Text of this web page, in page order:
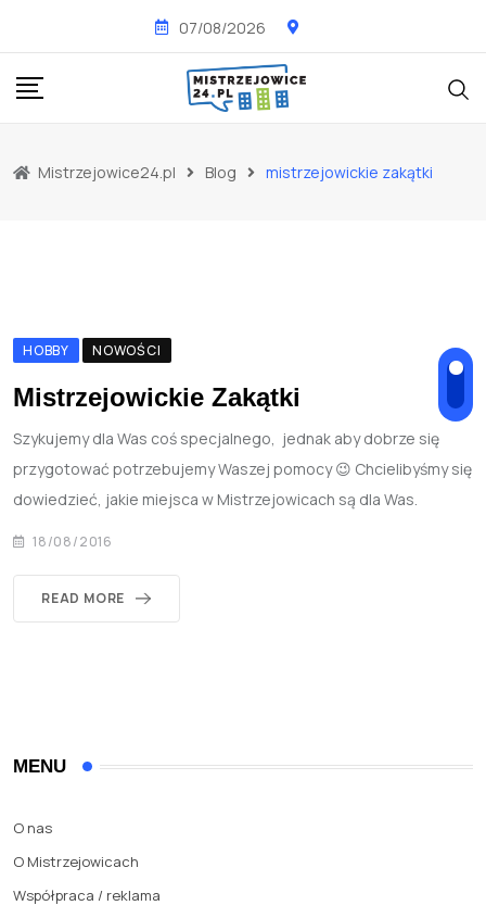
content
07/08/2026
Mistrzejowice24.pl Blog mistrzejowickie zakątki
HOBBY NOWOŚCI
Mistrzejowickie Zakątki
Szykujemy dla Was coś specjalnego, jednak aby dobrze się
przygotować potrzebujemy Waszej pomocy 😉 Chcielibyśmy się
dowiedzieć, jakie miejsca w Mistrzejowicach są dla Was.
18/08/2016
READ MORE
MENU
O nas
O Mistrzejowicach
Współpraca / reklama